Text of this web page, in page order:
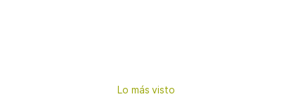
Lo más visto